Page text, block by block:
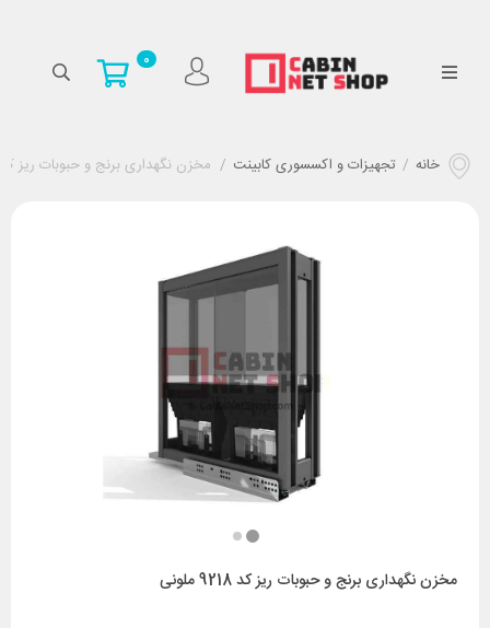
0
خانه / تجهیزات و اکسسوری کابینت / مخزن نگهداری برنج و حبوبات ریز کد 9218
مخزن نگهداری برنج و حبوبات ریز کد 9218 ملونی